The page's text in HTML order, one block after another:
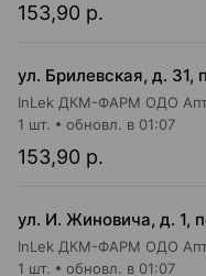
153,90 р.
ул. Брилевская, д. 31,
InLek ДКМ-ФАРМ ОДО
153,90 р.
1 шт. обновл. в 01:07
ул. И. Жиновича, д. 1,
InLek ДКМ-ФАРМ ОДО
1 шт. обновл. в 01:07